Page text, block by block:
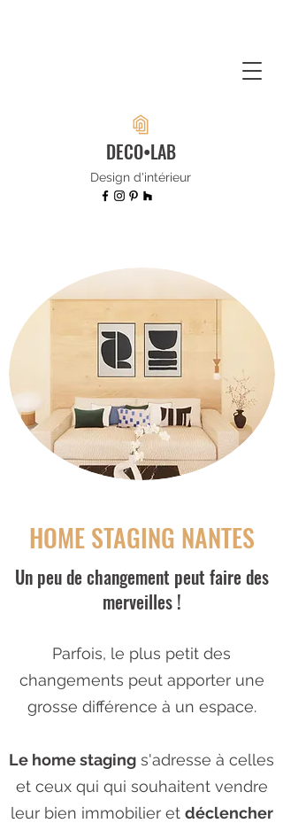
DECO•LAB
Design d'intérieur
HOME STAGING NANTES
Un peu de changement peut faire des
merveilles !
Parfois, le plus petit des
changements peut apporter une
grosse différence à un espace.
Le home staging s'adresse à celles
et ceux qui qui souhaitent vendre
leur bien immobilier et déclencher